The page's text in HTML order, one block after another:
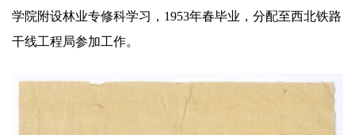
学院附设林业专修科学习，1953年春毕业，分配至西北铁路
干线工程局参加工作。